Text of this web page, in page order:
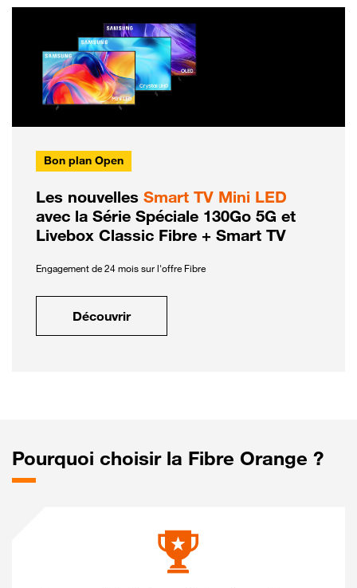
Bon plan Open
Les nouvelles Smart TV Mini LED
avec la Série Spéciale 130Go 5G et
Livebox Classic Fibre + Smart TV
Engagement de 24 mois sur l'offre Fibre
Découvrir
Pourquoi choisir la Fibre Orange ?